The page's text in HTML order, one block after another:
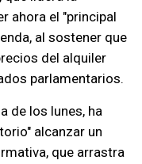
ahora el "principal
al sostener que
del alquiler
parlamentarios.
de los lunes, ha
alcanzar un
que arrastra